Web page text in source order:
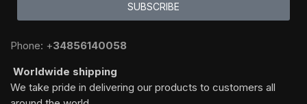
SUBSCRIBE
Phone: +34856140058
Worldwide shipping
We take pride in delivering our products to customers all